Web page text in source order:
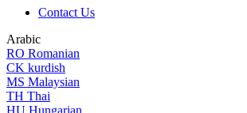
Contact Us
Arabic
RO Romanian
CK kurdish
MS Malaysian
TH Thai
HU Hungarian